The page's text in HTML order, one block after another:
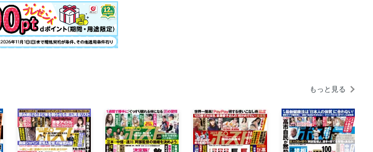
い方」で出費を減らす
査の見直しを
レンズの選び方」が節約の肝
ス新大陸』の歩き方」
本史」
もっと見る